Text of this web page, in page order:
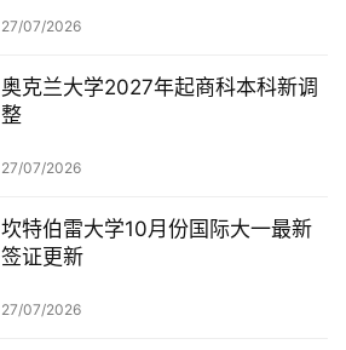
27/07/2026
奥克兰大学2027年起商科本科新调
整
27/07/2026
坎特伯雷大学10月份国际大一最新
签证更新
27/07/2026